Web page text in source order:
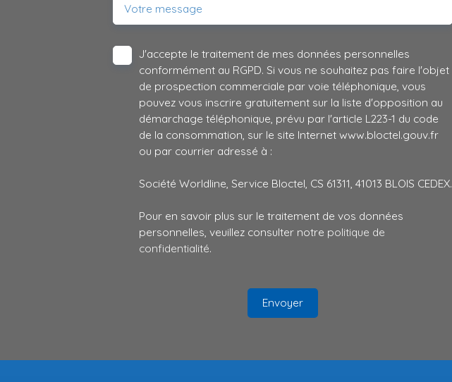
Votre message
J'accepte le traitement de mes données personnelles
conformément au RGPD. Si vous ne souhaitez pas faire l'objet
de prospection commerciale par voie téléphonique, vous
pouvez vous inscrire gratuitement sur la liste d'opposition au
démarchage téléphonique, prévu par l'article L223-1 du code
de la consommation, sur le site Internet www.bloctel.gouv.fr
ou par courrier adressé à :
Société Worldline, Service Bloctel, CS 61311, 41013 BLOIS CEDEX.
Pour en savoir plus sur le traitement de vos données
personnelles, veuillez consulter notre politique de
confidentialité.
Envoyer